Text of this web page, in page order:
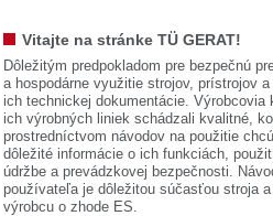
Vitajte na stránke TÜ GERAT!
Dôležitým predpokladom pre bezpečnú
a hospodárne využitie strojov, prístrojov
ich technickej dokumentácie. Výrobcovia
ich výrobných liniek schádzali kvalitné,
prostredníctvom návodov na použitie
dôležité informácie o ich funkciách,
údržbe a prevádzkovej bezpečnosti.
používateľa je dôležitou súčasťou stroja
výrobcu o zhode ES.